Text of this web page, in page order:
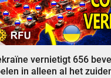
vernietigt 656
in alleen al het